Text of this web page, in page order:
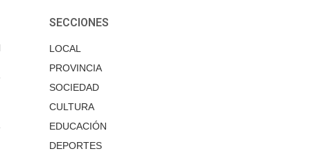
SECCIONES
LOCAL
PROVINCIA
SOCIEDAD
CULTURA
EDUCACIÓN
DEPORTES